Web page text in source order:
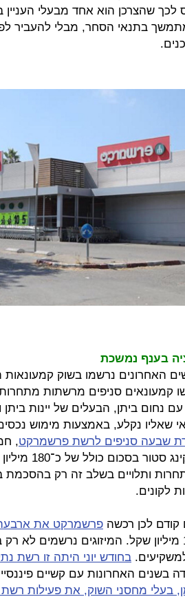
לכך שהצרכן הוא אחד מבעלי
בתנאי הסחר, מבלי להעביר
האחרונים נרשמו בשוק קמעונאות
קמעונאים סניפים מרשתות
נחום ביתן, הבעלים של יינות
שאליו נקלע, באמצעות מימוש
שבעה סניפים לרשת פרשמרקט,
נוספת
ותלויים בשלב זה רק בהסכמת
לקונים.
קודם לכן רכשה פרשמרקט את ארבעה
בתמורה ל־138 מיליון שקל. המיזוגים
בחודש יוני היתה זו
בשנים האחרונות עם קשיים
בעלי מחסני השוק, את פעילות רשת